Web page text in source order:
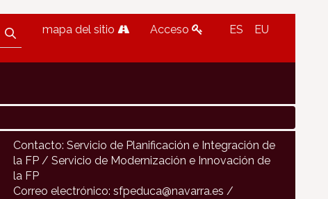
mapa del sitio Acceso ES EU
Contacto: Servicio de Planificación e Integración de
la FP / Servicio de Modernización e Innovación de
la FP
Correo electrónico: sfpeduca@navarra.es /